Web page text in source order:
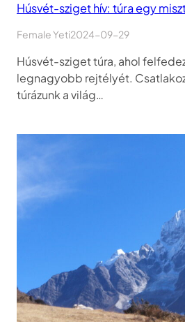
Húsvét-sziget hív: túra egy
Female Yeti2024-09-29
Húsvét-sziget túra, ahol
legnagyobb rejtélyét.
túrázunk a világ…